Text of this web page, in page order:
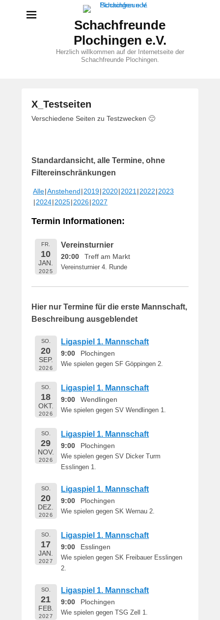
Schachfreunde
Plochingen e.V.
Herzlich willkommen auf der Internetseite der
Schachfreunde Plochingen.
X_Testseiten
V
f
f
n
6
M
a
M
Verschiedene Seiten zu Testzwecken 🙂
Standardansicht, alle Termine, ohne
Filtereinschränkungen
Alle Anstehend 2019 2020 2021 2022 2023
2024 2025 2026 2027
Termin Informationen:
FR.
10
JAN.
2025
Vereinsturnier
20:00 Treff am Markt
Vereinsturnier 4. Runde
Hier nur Termine für die erste Mannschaft,
Beschreibung ausgeblendet
SO.
20
SEP.
2026
Ligaspiel 1. Mannschaft
9:00 Plochingen
Wie spielen gegen SF Göppingen 2.
SO.
18
OKT.
2026
Ligaspiel 1. Mannschaft
9:00 Wendlingen
Wie spielen gegen SV Wendlingen 1.
SO.
29
NOV.
2026
Ligaspiel 1. Mannschaft
9:00 Plochingen
Wie spielen gegen SV Dicker Turm
Esslingen 1.
SO.
20
DEZ.
2026
Ligaspiel 1. Mannschaft
9:00 Plochingen
Wie spielen gegen SK Wernau 2.
SO.
17
JAN.
2027
Ligaspiel 1. Mannschaft
9:00 Esslingen
Wie spielen gegen SK Freibauer Esslingen
2.
SO.
21
FEB.
2027
Ligaspiel 1. Mannschaft
9:00 Plochingen
Wie spielen gegen TSG Zell 1.